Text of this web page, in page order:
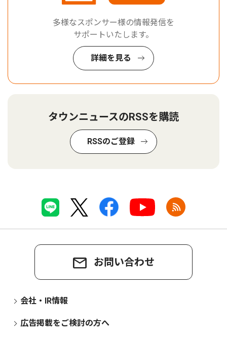
多様なスポンサー様の情報発信を
サポートいたします。
詳細を見る
タウンニュースのRSSを購読
RSSのご登録
お問い合わせ
会社・IR情報
広告掲載をご検討の方へ